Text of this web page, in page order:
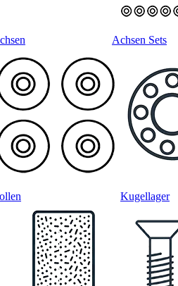
Achsen Sets
Kugellager